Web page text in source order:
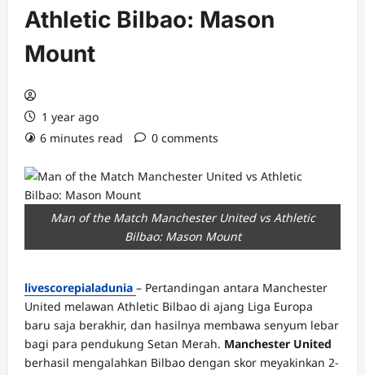
Athletic Bilbao: Mason
Mount
1 year ago
6 minutes read
0 comments
Man of the Match Manchester United vs Athletic
Bilbao: Mason Mount
livescorepialadunia – Pertandingan antara Manchester
United melawan Athletic Bilbao di ajang Liga Europa
baru saja berakhir, dan hasilnya membawa senyum lebar
bagi para pendukung Setan Merah. Manchester United
berhasil mengalahkan Bilbao dengan skor meyakinkan 2-